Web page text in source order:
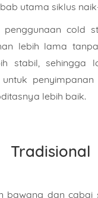
utama siklus
cold
lebih lama
stabil, sehingga
lebih baik.
dan cabai